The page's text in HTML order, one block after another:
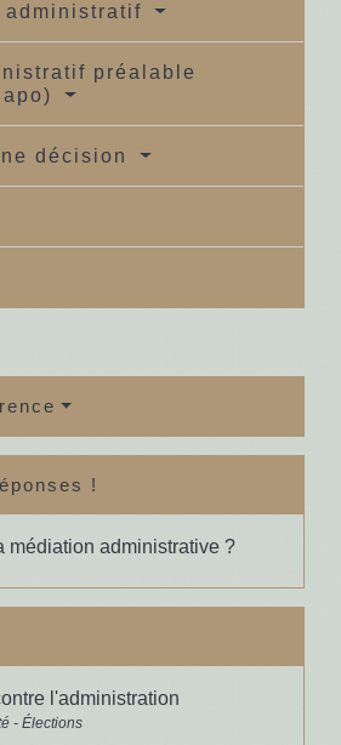
administratif
préalable
décision
!
médiation administrative ?
l'administration
- Élections